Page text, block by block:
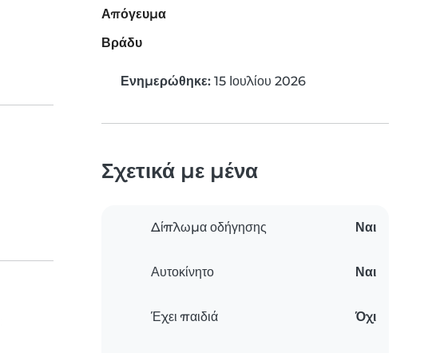
Απόγευμα
Βράδυ
Ενημερώθηκε: 15 Ιουλίου 2026
Σχετικά με μένα
Δίπλωμα οδήγησης Ναι
Αυτοκίνητο Ναι
Έχει παιδιά Όχι